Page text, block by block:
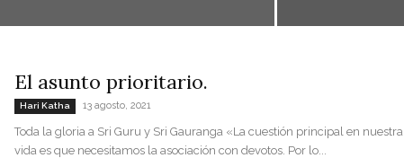
El asunto prioritario.
Hari Katha 13 agosto, 2021
Toda la gloria a Sri Guru y Sri Gauranga «La cuestión principal en nuestra
vida es que necesitamos la asociación con devotos. Por lo...